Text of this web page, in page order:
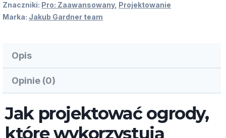
2.7
opadową
Znaczniki: Pro: Zaawansowany, Projektowanie
Marka: Jakub Gardner team
Opis
Opinie (0)
Jak projektować ogrody,
które wykorzystują